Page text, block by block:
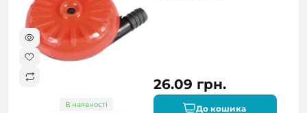
В наявності
26.09 грн.
До кошика